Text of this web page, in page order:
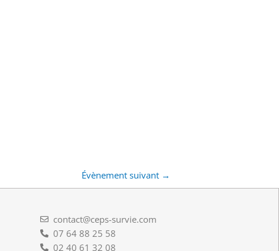
Évènement suivant →
contact@ceps-survie.com
07 64 88 25 58
02 40 61 32 08